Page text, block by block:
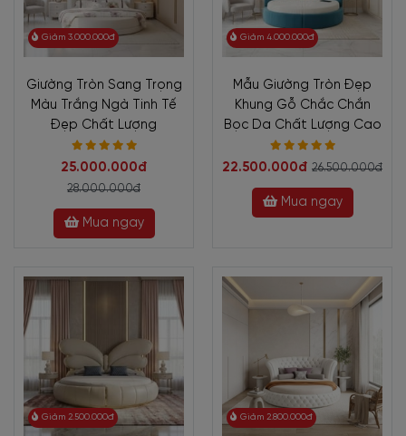
Giảm 3.000.000đ
Giường Tròn Sang Trọng
Màu Trắng Ngà Tinh Tế
Đẹp Chất Lượng
25.000.000đ
28.000.000đ
Mua ngay
Giảm 4.000.000đ
Mẫu Giường Tròn Đẹp
Khung Gỗ Chắc Chắn
Bọc Da Chất Lượng Cao
22.500.000đ 26.500.000đ
Mua ngay
Giảm 2.500.000đ Giảm 2.800.000đ